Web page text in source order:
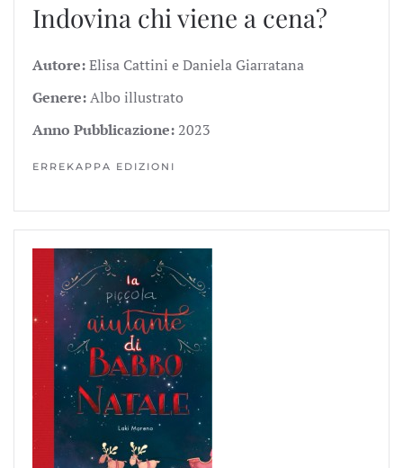
Indovina chi viene a cena?
Autore:Elisa Cattini e Daniela Giarratana
Genere:Albo illustrato
Anno Pubblicazione: 2023
ERREKAPPA EDIZIONI